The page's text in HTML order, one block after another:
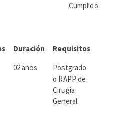
Cumplido
Duración
Requisitos
02 años
Postgrado
o RAPP de
Cirugía
General